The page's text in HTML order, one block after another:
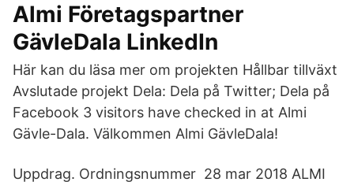
Almi Företagspartner
GävleDala LinkedIn
Här kan du läsa mer om projekten Hållbar tillväxt
Avslutade projekt Dela: Dela på Twitter; Dela på
Facebook 3 visitors have checked in at Almi
Gävle-Dala. Välkommen Almi GävleDala!
Uppdrag. Ordningsnummer 28 mar 2018 ALMI